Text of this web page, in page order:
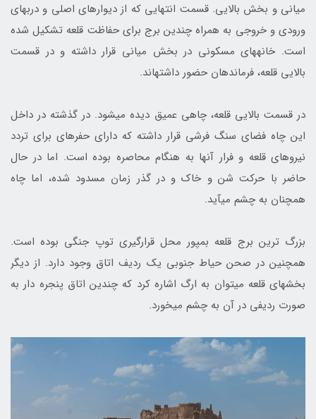
میانی و بخش بالایی. قسمت انتهايى كه از ديوارهاى اصلى و درب‏هاى
ورودى و خروجى به همراه چندین برج براى حفاظت قلعه تشكيل شده
است. خانه‎های مسکونی در بخش میانی قرار داشته و در قسمت
بالایی قلعه، فرماندهان حضور داشته‎اند.
در قسمت بالایی قلعه، چاهى عميق ديده می‏شود. در گذشته در داخل
این چاه فضای سنگ فرشی قرار داشته كه داراى حفره‎ای براى تردد
نيروهاى قلعه و فرار آن‎ها به هنگام محاصره بوده است. اما در حال
حاضر با حركت شن و خاک و در گذر زمان مسدود شده، اما چاه
همچنان به چشم می‎آید.
بزرگ ‎ترين برج قلعه بمپور محل قرارگیری توپ جنگی بوده است.
همچنین در صحن حياط جنوبى يك رديف اتاق وجود دارد. از دیگر
بخش‎های قلعه می‎توان به ارگ اشاره کرد که چندین اتاق پنجره‎ دار به
صورت ردیفی در آن به چشم می‎خورد.